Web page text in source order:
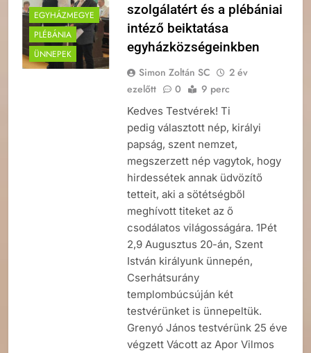
EGYHÁZMEGYE
PLÉBÁNIA
ÜNNEPEK
szolgálatért és a plébániai
intéző beiktatása
egyházközségeinkben
Simon Zoltán SC
2 év
ezelőtt
0 9 perc
Kedves Testvérek! Ti
pedig választott nép, királyi
papság, szent nemzet,
megszerzett nép vagytok, hogy
hirdessétek annak üdvözítő
tetteit, aki a sötétségből
meghívott titeket az ő
csodálatos világosságára. 1Pét
2,9 Augusztus 20-án, Szent
István királyunk ünnepén,
Cserhátsurány
templombúcsúján két
testvérünket is ünnepeltük.
Grenyó János testvérünk 25 éve
végzett Vácott az Apor Vilmos